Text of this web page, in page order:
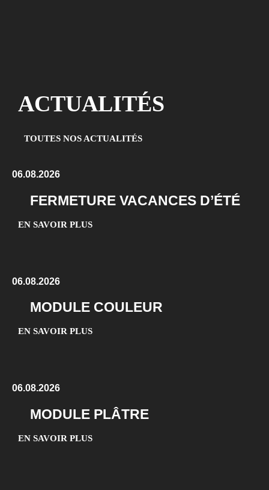
ACTUALITÉS
TOUTES NOS ACTUALITÉS
06.08.2026
FERMETURE VACANCES D’ÉTÉ
EN SAVOIR PLUS
06.08.2026
MODULE COULEUR
EN SAVOIR PLUS
06.08.2026
MODULE PLÂTRE
EN SAVOIR PLUS